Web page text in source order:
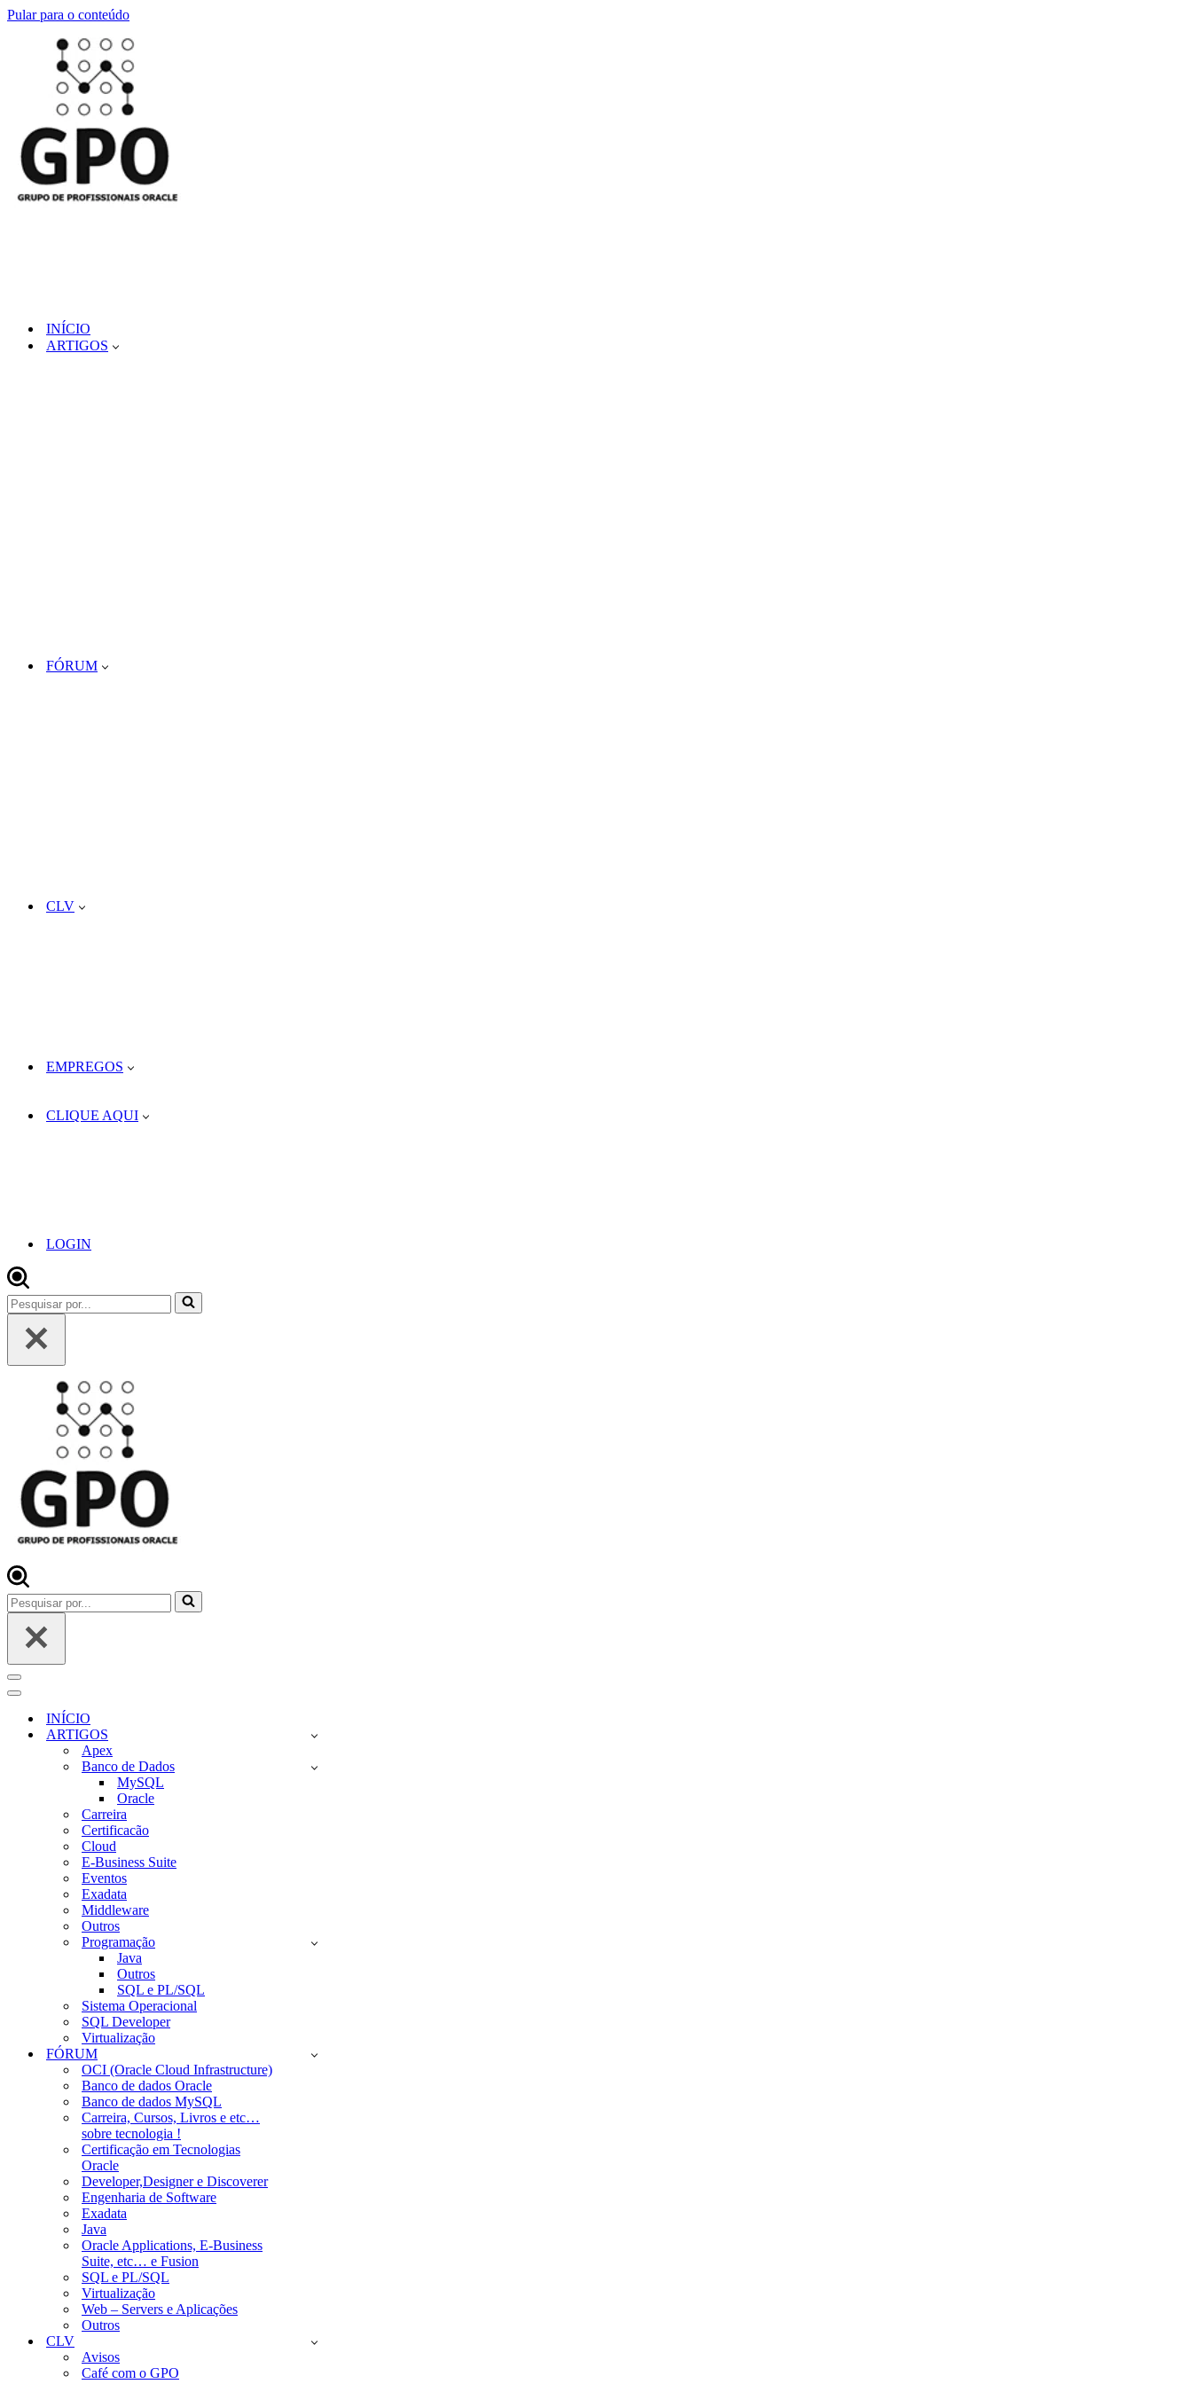
Pular para o conteúdo
INÍCIO
ARTIGOS
FÓRUM
CLV
EMPREGOS
CLIQUE AQUI
LOGIN
Pesquisar
por...
Pesquisar
por...
Menu
de
navegação
Menu
navegaçãoINÍCIO
ARTIGOS
Apex
Banco de Dados
MySQL
Oracle
Carreira
Certificacão
Cloud
E-Business Suite
Eventos
Exadata
Middleware
Outros
Programação
Java
Outros
SQL e PL/SQL
Sistema Operacional
SQL Developer
Virtualização
FÓRUM
OCI (Oracle Cloud Infrastructure)
Banco de dados Oracle
Banco de dados MySQL
Carreira, Cursos, Livros e etc…
sobre tecnologia !
Certificação em Tecnologias
Oracle
Developer,Designer e Discoverer
Engenharia de Software
Exadata
Java
Oracle Applications, E-Business
Suite, etc… e Fusion
SQL e PL/SQL
Virtualização
Web – Servers e Aplicações
Outros
CLV
Avisos
Café com o GPO